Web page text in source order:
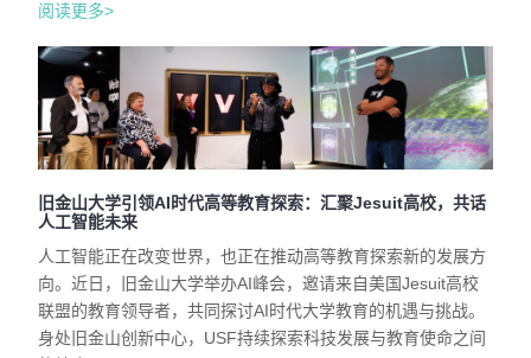
阅读更多>
旧金山大学引领AI时代高等教育探索：汇聚Jesuit高校，共话
人工智能未来
人工智能正在改变世界，也正在推动高等教育探索新的发展方
向。近日，旧金山大学举办AI峰会，邀请来自美国Jesuit高校
联盟的教育领导者，共同探讨AI时代大学教育的机遇与挑战。
身处旧金山创新中心，USF持续探索科技发展与教育使命之间